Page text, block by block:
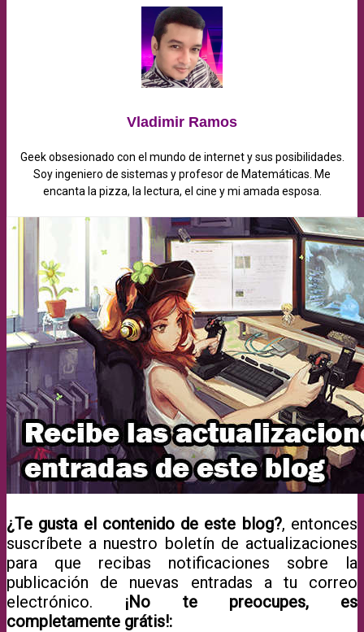
Vladimir Ramos
Geek obsesionado con el mundo de internet y sus posibilidades.
Soy ingeniero de sistemas y profesor de Matemáticas. Me
encanta la pizza, la lectura, el cine y mi amada esposa.
¿Te gusta el contenido de este blog?, entonces
suscríbete a nuestro boletín de actualizaciones
para que recibas notificaciones sobre la
publicación de nuevas entradas a tu correo
electrónico. ¡No te preocupes, es
completamente grátis!: